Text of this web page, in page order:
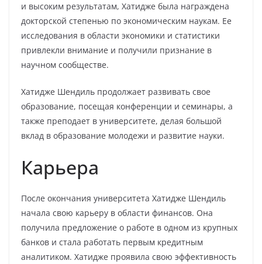
и высоким результатам, Хатидже была награждена
докторской степенью по экономическим наукам. Ее
исследования в области экономики и статистики
привлекли внимание и получили признание в
научном сообществе.
Хатидже Шендиль продолжает развивать свое
образование, посещая конференции и семинары, а
также преподает в университете, делая большой
вклад в образование молодежи и развитие науки.
Карьера
После окончания университета Хатидже Шендиль
начала свою карьеру в области финансов. Она
получила предложение о работе в одном из крупных
банков и стала работать первым кредитным
аналитиком. Хатидже проявила свою эффективность